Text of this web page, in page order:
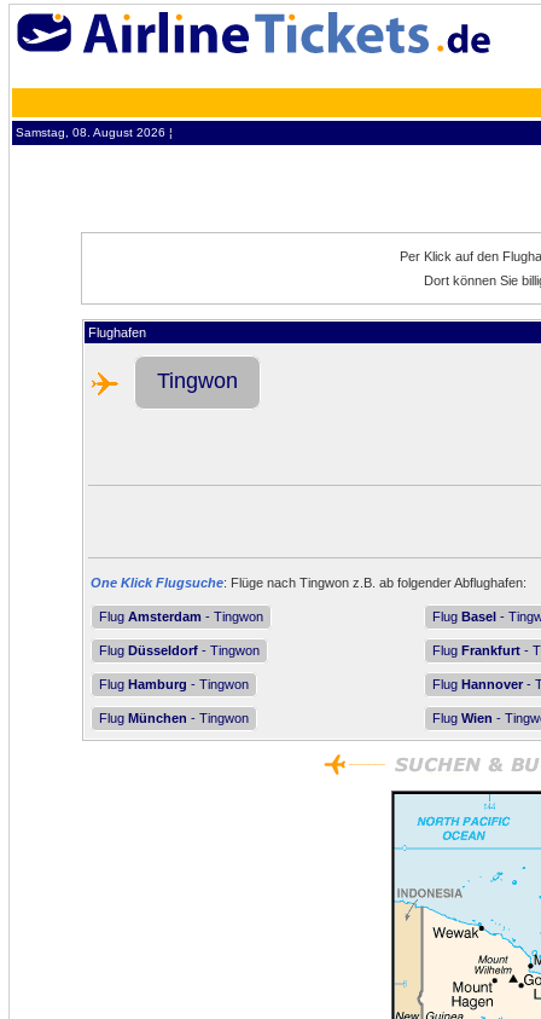
Samstag, 08. August 2026 ¦
Per Klick auf den
Dort können Sie
Flughafen
Tingwon
One Klick Flugsuche: Flüge nach Tingwon z.B. ab folgender Abflughafen:
Flug Amsterdam - Tingwon Flug Basel -
Flug Düsseldorf - Tingwon Flug Frankfurt -
Flug Hamburg - Tingwon Flug Hannover -
Flug München - Tingwon Flug Wien -